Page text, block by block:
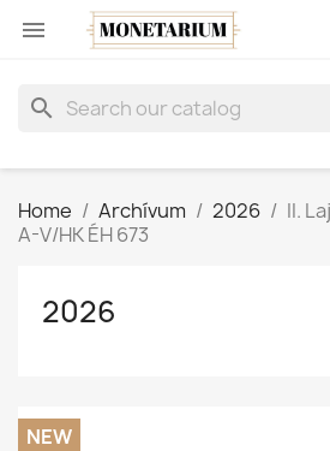

search
Home Archívum 2026
II.
A-V/HK ÉH 673
2026
NEW